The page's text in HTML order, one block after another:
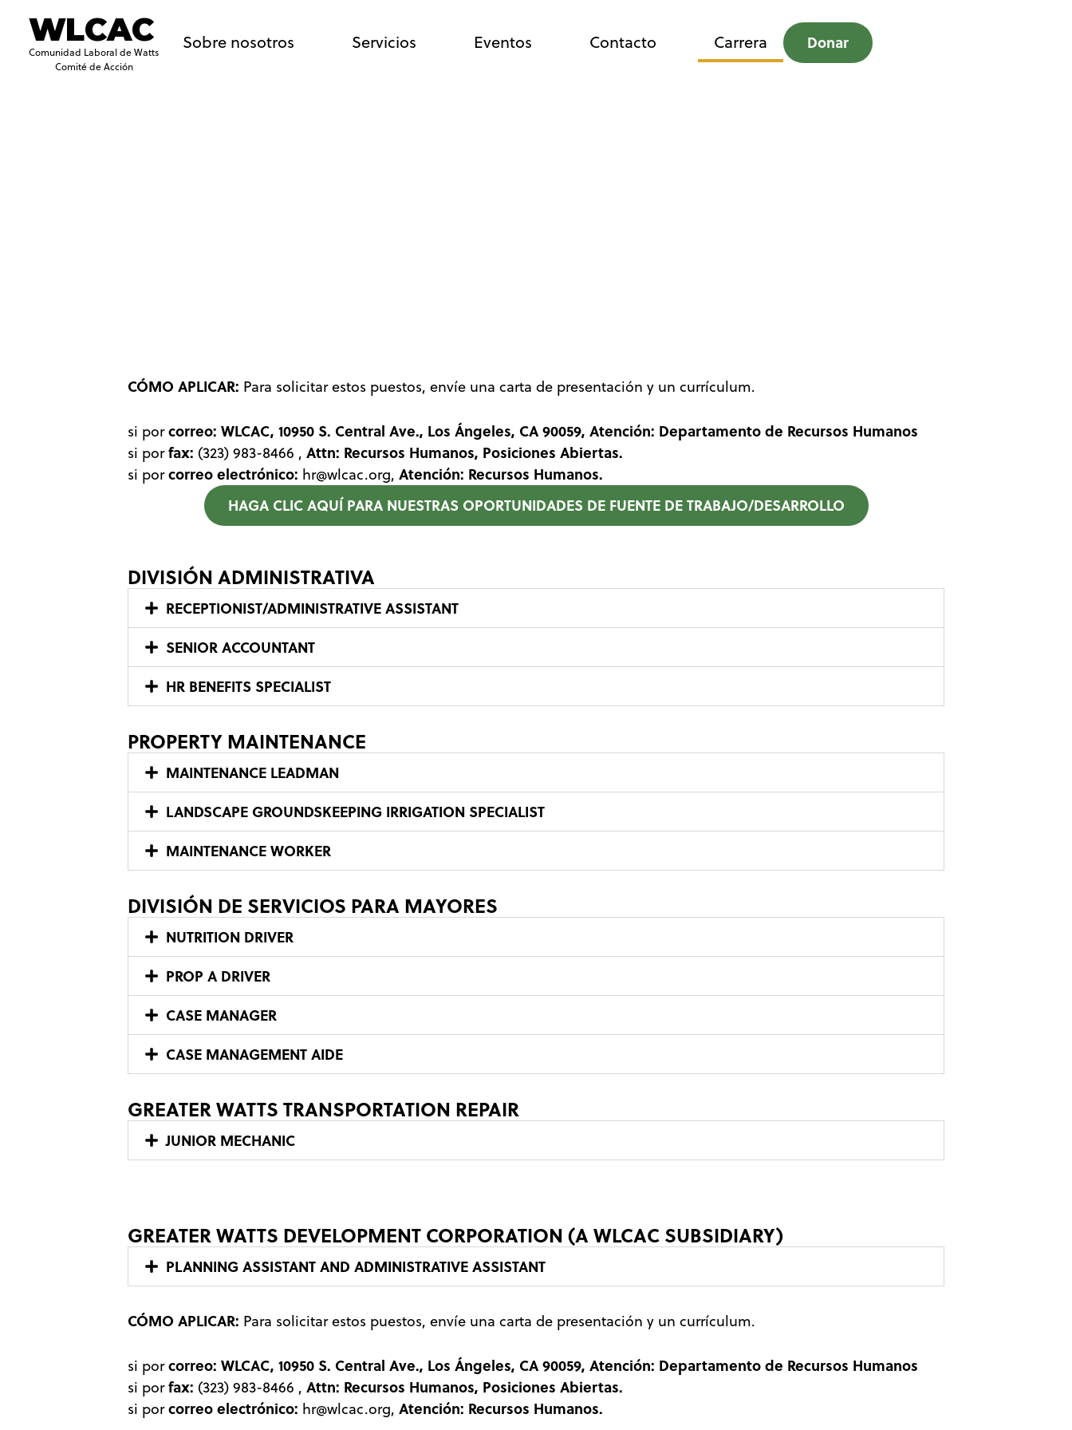
WLCAC
Comunidad Laboral de Watts
Comité de Acción
Sobre nosotros Servicios Eventos Contacto Carrera Donar
CÓMO APLICAR: Para solicitar estos puestos, envíe una carta de presentación y un currículum.
si porcorreo: WLCAC, 10950 S. Central Ave., Los Ángeles, CA 90059, Atención: Departamento de Recursos Humanos
si porfax: (323) 983-8466 , Attn: Recursos Humanos, Posiciones Abiertas.
si porcorreo electrónico: hr@wlcac.org, Atención: Recursos Humanos.
HAGA CLIC AQUÍ PARA NUESTRAS OPORTUNIDADES DE FUENTE DE TRABAJO/DESARROLLO
DIVISIÓN ADMINISTRATIVA
RECEPTIONIST/ADMINISTRATIVE ASSISTANT
SENIOR ACCOUNTANT
HR BENEFITS SPECIALIST
PROPERTY MAINTENANCE
MAINTENANCE LEADMAN
LANDSCAPE GROUNDSKEEPING IRRIGATION SPECIALIST
MAINTENANCE WORKER
DIVISIÓN DE SERVICIOS PARA MAYORES
NUTRITION DRIVER
PROP A DRIVER
CASE MANAGER
CASE MANAGEMENT AIDE
GREATER WATTS TRANSPORTATION REPAIR
JUNIOR MECHANIC
GREATER WATTS DEVELOPMENT CORPORATION (A WLCAC SUBSIDIARY)
PLANNING ASSISTANT AND ADMINISTRATIVE ASSISTANT
CÓMO APLICAR: Para solicitar estos puestos, envíe una carta de presentación y un currículum.
si porcorreo: WLCAC, 10950 S. Central Ave., Los Ángeles, CA 90059, Atención: Departamento de Recursos Humanos
si porfax: (323) 983-8466 , Attn: Recursos Humanos, Posiciones Abiertas.
si porcorreo electrónico: hr@wlcac.org, Atención: Recursos Humanos.